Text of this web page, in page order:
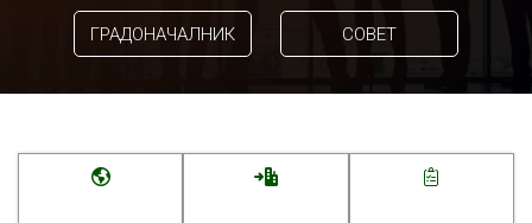
ГРАДОНАЧАЛНИК СОВЕТ